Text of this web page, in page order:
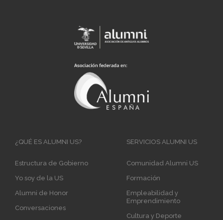
Main
¿QUÉ ES ALUMNI US?
Estructura de Gobierno
Yo soy de la US
Alumni de Honor
Conversaciones
SERVICIOS ALUMNI US
Comunidad Alumni US
Formación
Empleabilidad y
Emprendimiento
Cultura y Deporte